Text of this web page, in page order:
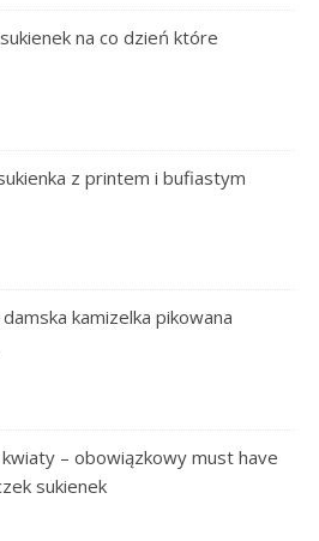
na co dzień które
z printem i bufiastym
kamizelka pikowana
kwiaty – obowiązkowy must have
sukienek